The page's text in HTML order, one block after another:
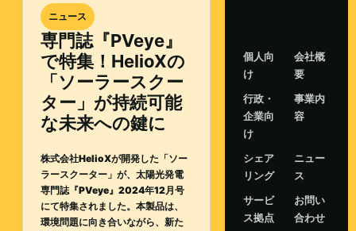
ニュース
専門誌『PVeye』
で特集！HelioXの
「ソーラースクー
ター」が持続可能
な未来への鍵に
株式会社HelioXが開発した「ソー
ラースクーター」が、太陽光発電
専門誌『PVeye』2024年12月号
にて特集されました。本製品は、
環境問題に向き合いながら、新た
個人向
け
会社概
要
行政・
企業向
け
事業内
容
シェア
リング
ニュー
ス
サービ
ス拠点
お問い
合わせ